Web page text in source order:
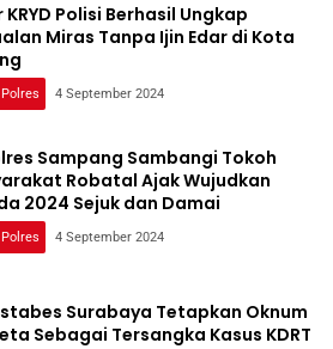
KRYD Polisi Berhasil Ungkap
Miras Tanpa Ijin Edar di Kota
4 September 2024
Sampang Sambangi Tokoh
Robatal Ajak Wujudkan
2024 Sejuk dan Damai
4 September 2024
Surabaya Tetapkan Oknum
Sebagai Tersangka Kasus KDRT